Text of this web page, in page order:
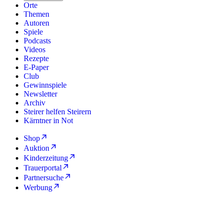
Orte
Themen
Autoren
Spiele
Podcasts
Videos
Rezepte
E-Paper
Club
Gewinnspiele
Newsletter
Archiv
Steirer helfen Steirern
Kärntner in Not
Shop
Auktion
Kinderzeitung
Trauerportal
Partnersuche
Werbung